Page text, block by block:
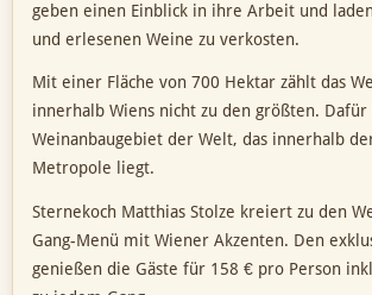
geben einen Einblick in ihre Arbeit und
und erlesenen Weine zu verkosten.
Mit einer Fläche von 700 Hektar zählt das
innerhalb Wiens nicht zu den größten. Dafür
Weinanbaugebiet der Welt, das innerhalb
Metropole liegt.
Sternekoch Matthias Stolze kreiert zu den
Gang-Menü mit Wiener Akzenten. Den
genießen die Gäste für 158 € pro Person